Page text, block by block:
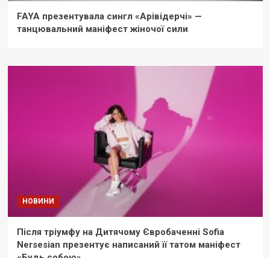
FAYA презентувала сингл «Арівідерчі» —
танцювальний маніфест жіночої сили
НОВИНИ
Після тріумфу на Дитячому Євробаченні Sofia
Nersesian презентує написаний її татом маніфест